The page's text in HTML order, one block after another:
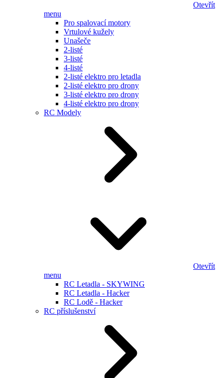
Otevřít
menu
Pro spalovací motory
Vrtulové kužely
Unašeče
2-listé
3-listé
4-listé
2-listé elektro pro letadla
2-listé elektro pro drony
3-listé elektro pro drony
4-listé elektro pro drony
RC Modely
Otevřít
menu
RC Letadla - SKYWING
RC Letadla - Hacker
RC Lodě - Hacker
RC příslušenství